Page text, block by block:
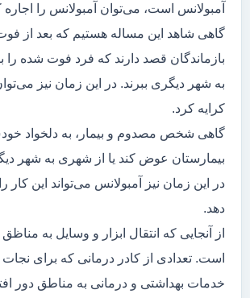
آمبولانس است، می‌توان آمبولانس را اجاره
گاهی شاهد این مساله هستیم که بعد از
بازماندگان قصد دارند که فرد فوت شده را
به شهر دیگری ببرند. در این زمان نیز
کرایه کرد.
گاهی شخص مصدوم و بیمار، به دلخواد
بیمارستان عوض کند یا از شهری به شهر
در این زمان نیز آمبولانس می‌تواند این کار
دهد.
از آنجایی که انتقال ابزار و وسایل به
است. تعدادی از کادر درمانی که برای نجات
خدمات بهداشتی و درمانی به مناطق دور